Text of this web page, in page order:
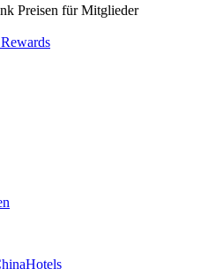
Preisen für Mitglieder
Hotels